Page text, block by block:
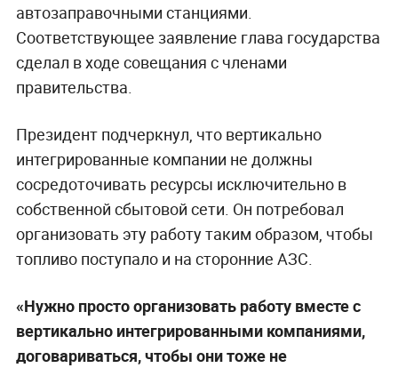
автозаправочными станциями.
Соответствующее заявление глава государства
сделал в ходе совещания с членами
правительства.
Президент подчеркнул, что вертикально
интегрированные компании не должны
сосредоточивать ресурсы исключительно в
собственной сбытовой сети. Он потребовал
организовать эту работу таким образом, чтобы
топливо поступало и на сторонние АЗС.
«Нужно просто организовать работу вместе с
вертикально интегрированными компаниями,
договариваться, чтобы они тоже не